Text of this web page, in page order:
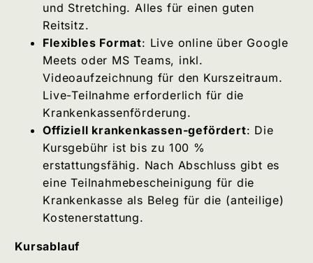
und Stretching. Alles für einen guten
Reitsitz.
Flexibles Format: Live online über Google
Meets oder MS Teams, inkl.
Videoaufzeichnung für den Kurszeitraum.
Live-Teilnahme erforderlich für die
Krankenkassenförderung.
Offiziell krankenkassen-gefördert: Die
Kursgebühr ist bis zu 100 %
erstattungsfähig. Nach Abschluss gibt es
eine Teilnahmebescheinigung für die
Krankenkasse als Beleg für die (anteilige)
Kostenerstattung.
Kursablauf